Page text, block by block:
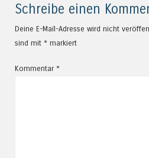
Schreibe einen
Deine E-Mail-Adresse wird nicht
sind mit * markiert
Kommentar *